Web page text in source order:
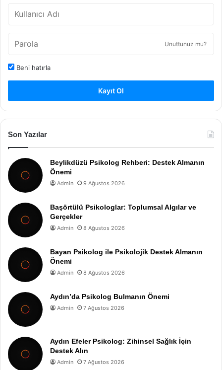
Unuttunuz mu?
Beni hatırla
Kayıt Ol
Son Yazılar
Beylikdüzü Psikolog Rehberi: Destek Almanın
Önemi
Admin 9 Ağustos 2026
Başörtülü Psikologlar: Toplumsal Algılar ve
Gerçekler
Admin 8 Ağustos 2026
Bayan Psikolog ile Psikolojik Destek Almanın
Önemi
Admin 8 Ağustos 2026
Aydın’da Psikolog Bulmanın Önemi
Admin 7 Ağustos 2026
Aydın Efeler Psikolog: Zihinsel Sağlık İçin
Destek Alın
Admin 7 Ağustos 2026